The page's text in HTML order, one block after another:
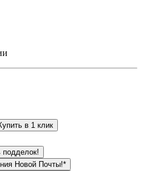
в 1 клик
подделок!
Новой Почты!*